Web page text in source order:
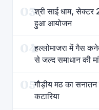
03श्री साई धाम, सेक्टर
हुआ आयोजन
04हल्लोमाजरा में गैस
से जल्द समाधान की
05गौड़ीय मठ का सनातन
कटारिया